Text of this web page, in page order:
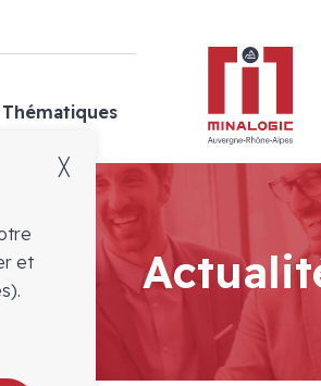
Thématiques
et
╳